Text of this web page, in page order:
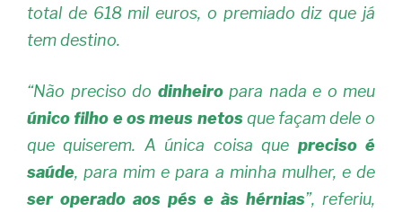
total de 618 mil euros, o premiado diz que já
tem destino.
“Não preciso do dinheiropara nada e o meu
único filho e os meus netos que façam dele o
que quiserem. A única coisa que preciso é
saúde, para mim e para a minha mulher, e de
ser operado aos pés e às hérnias”, referiu,